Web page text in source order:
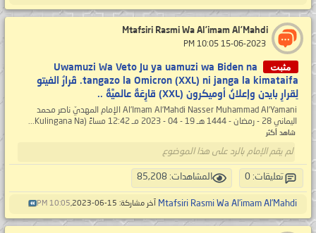
Mtafsiri Rasmi Wa Al’imam Al’Mahdi
مثبت
Uwamuzi Wa Veto Ju ya uamuzi wa Biden na
tangazo la Omicron (XXL) ni janga la kimataifa. قَرارُ الفيتو
لِقرارِ بايدن وإعلانُ أوميكرون (XXL) قارِعَةٌ عالميَّةٌ ..
Al’Imam Al’Mahdi Nasser Muhammad Al’Yamani الإمام المهديّ ناصر محمد
اليماني 28 - رمضان - 1444 هـ 19 - 04 - 2023 مـ 12:42 مساءً (Kulingana Na...
شاهد أكثر
لم يقم الإمام بالرد على هذا الموضوع
تعليقات: 0 المشاهدات: 85,208
Mtafsiri Rasmi Wa Al’imam Al’Mahdi آخر مشاركة: 15-06-2023, 10:05 PM